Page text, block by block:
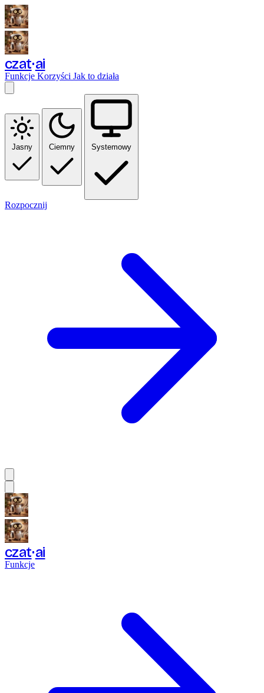
czat ai
Funkcje Korzyści Jak to działa
Jasny Ciemny Systemowy
Rozpocznij
czat ai
Funkcje